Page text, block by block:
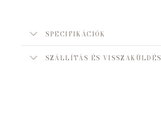
SPECIFIKÁCIÓK
SZÁLLÍTÁS ÉS VISSZAKÜLDÉS